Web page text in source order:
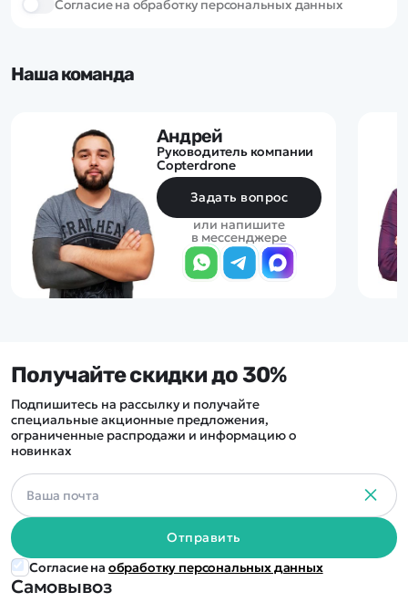
Cогласие на обработку персональных данных
Наша команда
Андрей
Руководитель компании
Copterdrone
Задать вопрос
или напишите
в мессенджере
Самовывоз
Получайте скидки до 30%
Подпишитесь на рассылку и получайте
специальные акционные предложения,
ограниченные распродажи и информацию о
новинках
Отправить
Согласие на обработку персональных данных